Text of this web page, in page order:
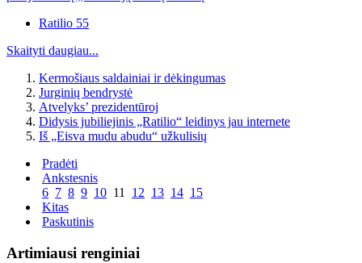
Ratilio 55
Skaityti daugiau...
Kermošiaus saldainiai ir dėkingumas
Jurginių bendrystė
Atvelyks’ prezidentūroj
Didysis jubiliejinis „Ratilio“ leidinys jau internete
Iš „Eisva mudu abudu“ užkulisių
Pradėti
Ankstesnis
6 7 8 9 10 11 12 13 14 15
Kitas
Paskutinis
Artimiausi renginiai